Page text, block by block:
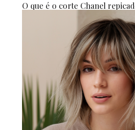
O que é o corte Chanel